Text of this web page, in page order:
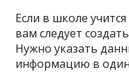
Если в школе
вам следует
Нужно указать
информацию в